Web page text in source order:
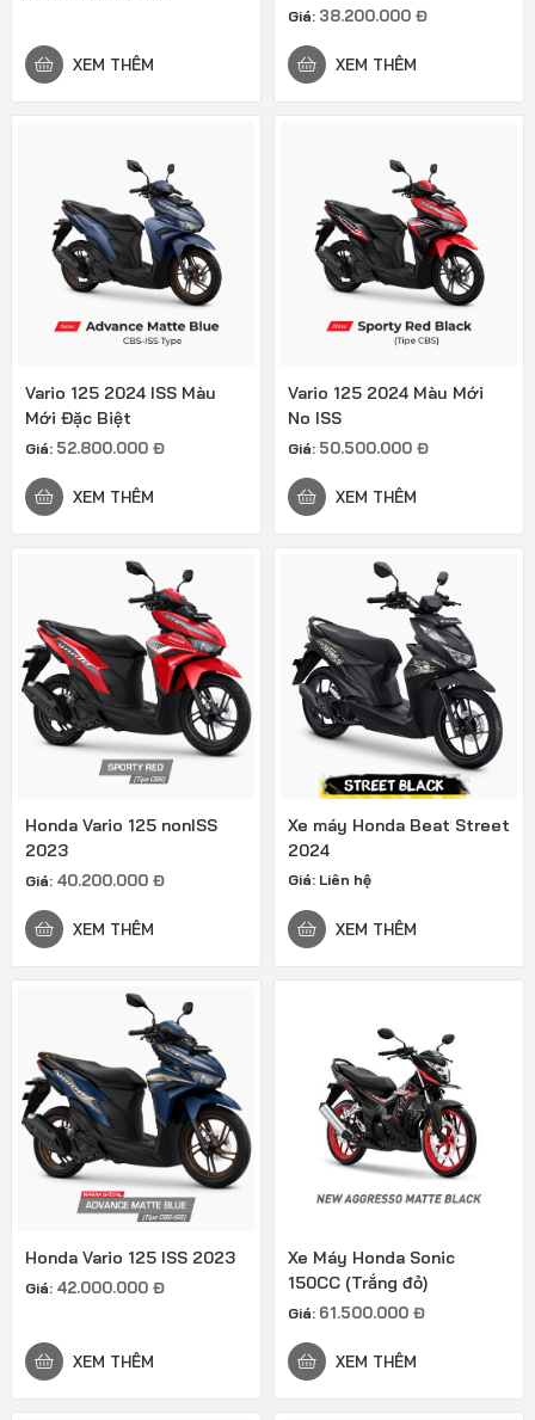
XEM THÊM
Giá: 38.200.000 Đ
XEM THÊM
Vario 125 2024 ISS Màu
Mới Đặc Biệt
Giá: 52.800.000 Đ
XEM THÊM
Vario 125 2024 Màu Mới
No ISS
Giá: 50.500.000 Đ
XEM THÊM
Honda Vario 125 nonISS
2023
Giá: 40.200.000 Đ
XEM THÊM
Xe máy Honda Beat Street
2024
Giá: Liên hệ
XEM THÊM
Honda Vario 125 ISS 2023
Giá: 42.000.000 Đ
XEM THÊM
Xe Máy Honda Sonic
150CC (Trắng đỏ)
Giá: 61.500.000 Đ
XEM THÊM